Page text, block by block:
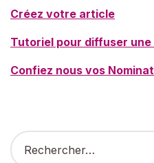
Créez votre article
Tutoriel pour diffuser une
Confiez nous vos
R
e